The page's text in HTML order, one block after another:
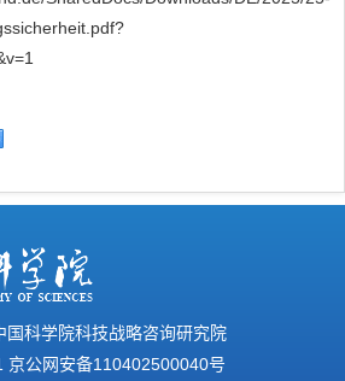
国科学院科技战略咨询研究院
京公网安备110402500040号